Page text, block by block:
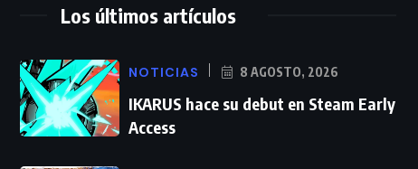
Los últimos artículos
NOTICIAS 8 AGOSTO, 2026
IKARUS hace su debut en Steam Early
Access